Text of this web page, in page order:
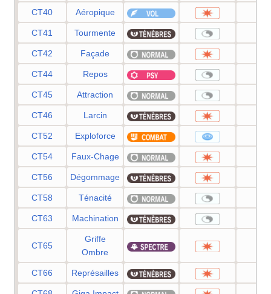
CT40 Aéropique
CT41 Tourmente
CT42 Façade
CT44 Repos
CT45 Attraction
CT46 Larcin
CT52 Exploforce
CT54 Faux-Chage
CT56 Dégommage
CT58 Ténacité
CT63 Machination
CT65
Griffe
Ombre
CT66 Représailles